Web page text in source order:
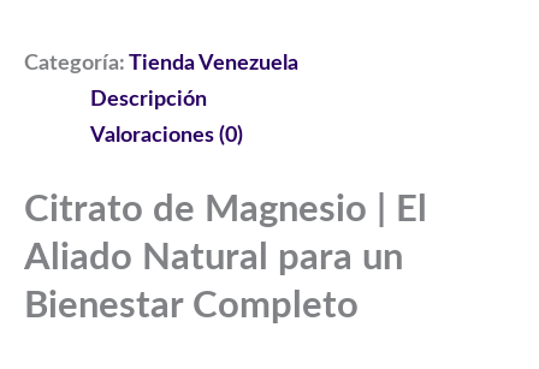
Categoría: Tienda Venezuela
Descripción
Valoraciones (0)
Citrato de Magnesio | El
Aliado Natural para un
Bienestar Completo